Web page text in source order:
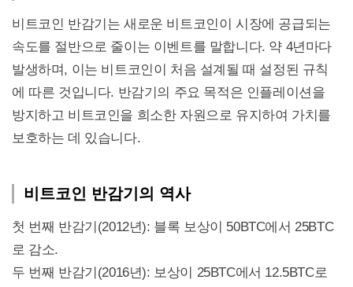
비트코인 반감기는 새로운 비트코인이 시장에 공급되는
속도를 절반으로 줄이는 이벤트를 말합니다. 약 4년마다
발생하며, 이는 비트코인이 처음 설계될 때 설정된 규칙
에 따른 것입니다. 반감기의 주요 목적은 인플레이션을
방지하고 비트코인을 희소한 자원으로 유지하여 가치를
보호하는 데 있습니다.
비트코인 반감기의 역사
첫 번째 반감기(2012년): 블록 보상이 50BTC에서 25BTC
로 감소.
두 번째 반감기(2016년): 보상이 25BTC에서 12.5BTC로